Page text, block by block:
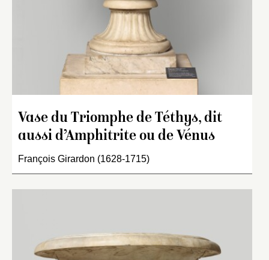
Vase du Triomphe de Téthys, dit
aussi d’Amphitrite ou de Vénus
François Girardon (1628-1715)